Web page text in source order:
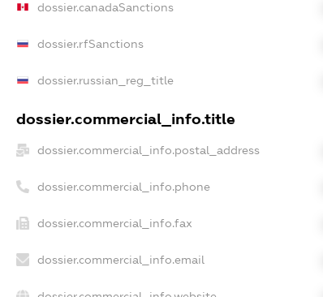
dossier.canadaSanctions
dossier.rfSanctions
dossier.russian_reg_title
dossier.commercial_info.title
dossier.commercial_info.postal_address
dossier.commercial_info.phone
dossier.commercial_info.fax
dossier.commercial_info.email